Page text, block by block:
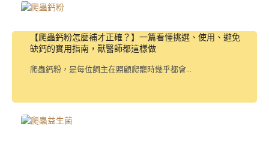
【爬蟲鈣粉怎麼補才正確？】一篇看懂挑選、使用、避免
缺鈣的實用指南，獸醫師都這樣做
爬蟲鈣粉，是每位飼主在照顧爬寵時幾乎都會...